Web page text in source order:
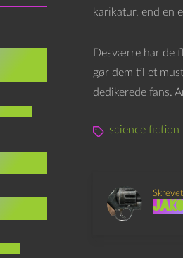
karikatur, end en
Desværre har de
gør dem til et
dedikerede fans.
science fiction